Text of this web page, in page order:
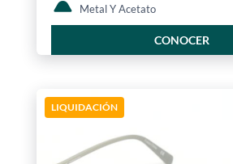
Metal Y Acetato
CONOCER
LIQUIDACIÓN